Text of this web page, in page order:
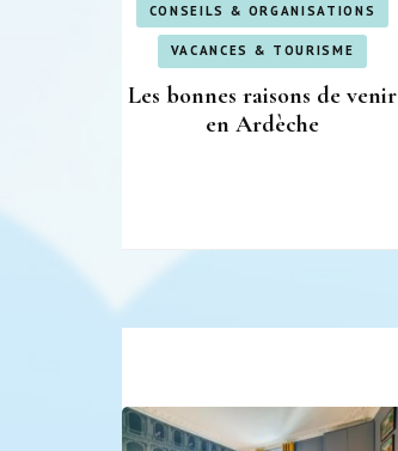
CONSEILS & ORGANISATIONS
VACANCES & TOURISME
Les bonnes raisons de venir
en Ardèche